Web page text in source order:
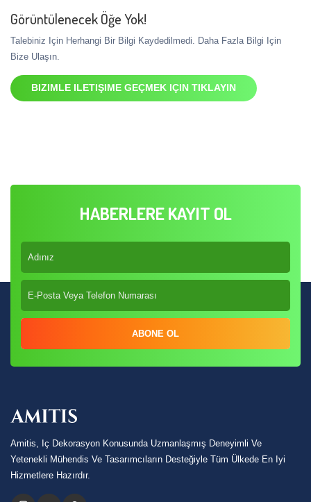
Görüntülenecek Öğe Yok!
Talebiniz Için Herhangi Bir Bilgi Kaydedilmedi. Daha Fazla Bilgi Için
Bize Ulaşın.
BIZIMLE ILETIŞIME GEÇMEK IÇIN TIKLAYIN
HABERLERE KAYIT OL
ABONE OL
Amitis, Iç Dekorasyon Konusunda Uzmanlaşmış Deneyimli Ve
Yetenekli Mühendis Ve Tasarımcıların Desteğiyle Tüm Ülkede En Iyi
Hizmetlere Hazırdır.